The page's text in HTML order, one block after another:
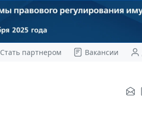
Стать партнером Вакансии